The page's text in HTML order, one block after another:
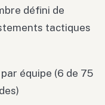
défini de
tactiques
équipe (6 de 75